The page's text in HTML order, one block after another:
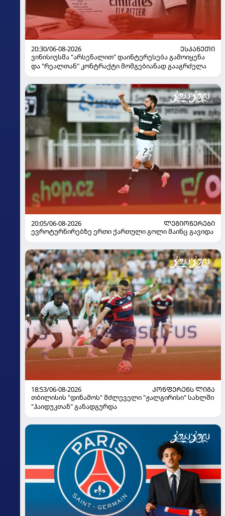
20:30/06-08-2026
ᲔᲡᲞᲐᲜᲔᲗᲘ
ვინისიუსმა "არსენალით" დაინტერესება გამოიყენა
და "რეალთან" კონტრაქტი მომგებიანად გააგრძელა
20:05/06-08-2026
ᲚᲔᲒᲘᲝᲜᲔᲠᲔᲑᲘ
ევროტურნირებზე ერთი ქართული გოლი მაინც გავიდა
18:53/06-08-2026
ᲙᲝᲜᲤᲔᲠᲔᲜᲡ ᲚᲘᲒᲐ
თბილისის "დინამოს" მძლეველი "ჟალგირისი" სახლში
"ჰაიდუკთან" განადგურდა